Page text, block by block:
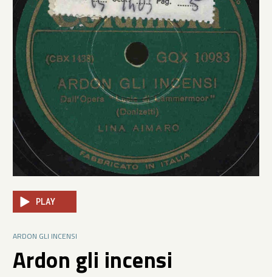
PLAY
ARDON GLI INCENSI
Ardon gli incensi